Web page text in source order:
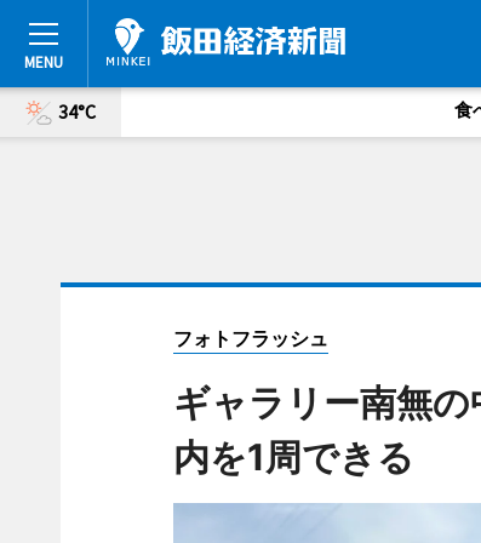
34°C 食
フォトフラッシュ
ギャラリー南無
内を1周できる